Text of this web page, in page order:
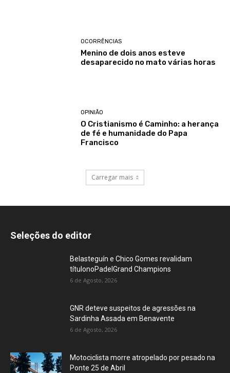
OCORRÊNCIAS
Menino de dois anos esteve
desaparecido no mato várias horas
OPINIÃO
O Cristianismo é Caminho: a herança
de fé e humanidade do Papa
Francisco
Carregar mais
Seleções do editor
Belasteguín e Chico Gomes revalidam
títulonoPadelGrand Champions
6 de Agosto, 2026
GNR deteve suspeitos de agressões na
Sardinha Assada em Benavente
6 de Agosto, 2026
Motociclista morre atropelado por pesado na
Ponte 25 de Abril